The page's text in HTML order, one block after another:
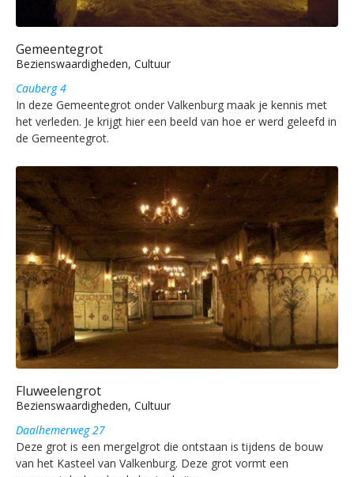
Gemeentegrot
Bezienswaardigheden, Cultuur
Cauberg 4
In deze Gemeentegrot onder Valkenburg maak je kennis met
het verleden. Je krijgt hier een beeld van hoe er werd geleefd in
de Gemeentegrot.
Fluweelengrot
Bezienswaardigheden, Cultuur
Daalhemerweg 27
Deze grot is een mergelgrot die ontstaan is tijdens de bouw
van het Kasteel van Valkenburg. Deze grot vormt een